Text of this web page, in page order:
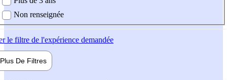
Non renseignée
le filtre de l'expérience demandée
Plus De Filtres